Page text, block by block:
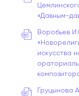
«Давным-
Воробьев
искусства
Груцынова